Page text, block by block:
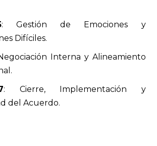
: Gestión de Emociones y
Difíciles.
Interna y Alineamiento
: Cierre, Implementación y
del Acuerdo.